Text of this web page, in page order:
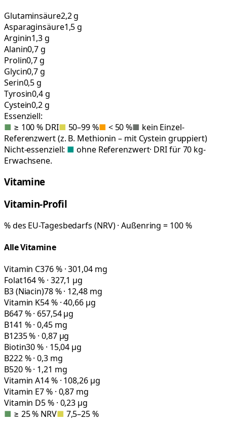
Glutaminsäure2,2 g
Asparaginsäure1,5 g
Arginin1,3 g
Alanin0,7 g
Prolin0,7 g
Glycin0,7 g
Serin0,5 g
Tyrosin0,4 g
Cystein0,2 g
Essenziell:
■ ≥ 100 % DRI■ 50–99 %■ < 50 %■ kein Einzel-
Referenzwert (z. B. Methionin – mit Cystein gruppiert)
Nicht-essenziell: ■ ohne Referenzwert· DRI für 70 kg-
Erwachsene.
Vitamine
Vitamin-Profil
% des EU-Tagesbedarfs (NRV) · Außenring = 100 %
Alle Vitamine
Vitamin C376 % · 301,04 mg
Folat164 % · 327,1 µg
B3 (Niacin)78 % · 12,48 mg
Vitamin K54 % · 40,66 µg
B647 % · 657,54 µg
B141 % · 0,45 mg
B1235 % · 0,87 µg
Biotin30 % · 15,04 µg
B222 % · 0,3 mg
B520 % · 1,21 mg
Vitamin A14 % · 108,26 µg
Vitamin E7 % · 0,87 mg
Vitamin D5 % · 0,23 µg
■ ≥ 25 % NRV■ 7,5–25 %